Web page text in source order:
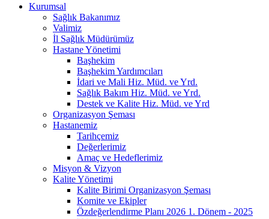
Kurumsal
Sağlık Bakanımız
Valimiz
İl Sağlık Müdürümüz
Hastane Yönetimi
Başhekim
Başhekim Yardımcıları
İdari ve Mali Hiz. Müd. ve Yrd.
Sağlık Bakım Hiz. Müd. ve Yrd.
Destek ve Kalite Hiz. Müd. ve Yrd
Organizasyon Şeması
Hastanemiz
Tarihçemiz
Değerlerimiz
Amaç ve Hedeflerimiz
Misyon & Vizyon
Kalite Yönetimi
Kalite Birimi Organizasyon Şeması
Komite ve Ekipler
Özdeğerlendirme Planı 2026 1. Dönem - 2025